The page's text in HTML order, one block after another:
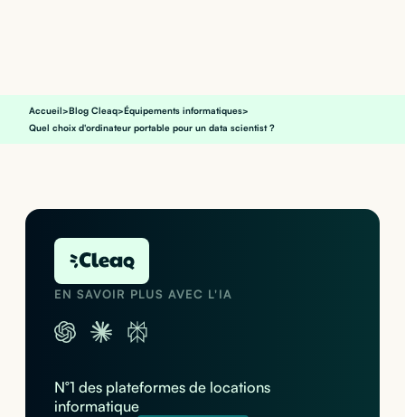
Accueil>Blog Cleaq>Équipements informatiques>
Quel choix d'ordinateur portable pour un data scientist ?
EN SAVOIR PLUS AVEC L'IA
N°1 des plateformes de locations
informatique